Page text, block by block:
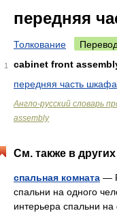
передняя
Толкование Перевод
1
cabinet front
передняя часть шкафа
Англо-русский словарь
assembly
См. также в
спальная комната —
спальни на одного
интерьера спальни